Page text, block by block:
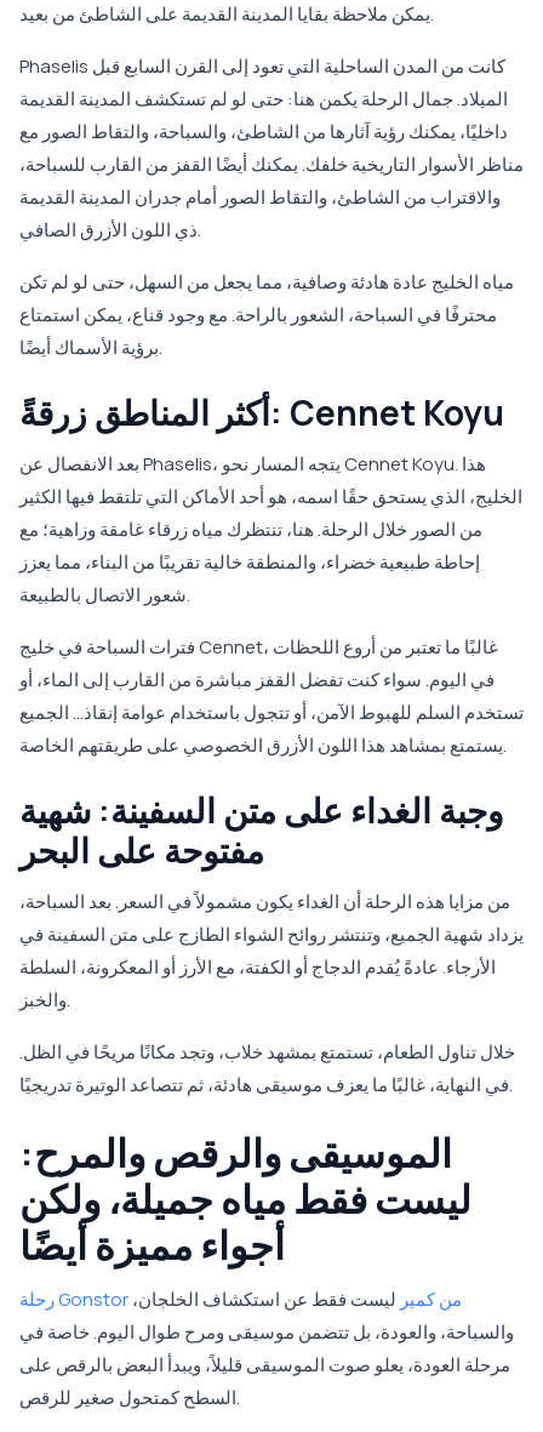
يمكن ملاحظة بقايا المدينة القديمة على الشاطئ من بعيد.
Phaselis كانت من المدن الساحلية التي تعود إلى القرن السابع قبل
الميلاد. جمال الرحلة يكمن هنا: حتى لو لم تستكشف المدينة القديمة
داخليًا، يمكنك رؤية آثارها من الشاطئ، والسباحة، والتقاط الصور مع
مناظر الأسوار التاريخية خلفك. يمكنك أيضًا القفز من القارب للسباحة،
والاقتراب من الشاطئ، والتقاط الصور أمام جدران المدينة القديمة
ذي اللون الأزرق الصافي.
مياه الخليج عادة هادئة وصافية، مما يجعل من السهل، حتى لو لم تكن
محترفًا في السباحة، الشعور بالراحة. مع وجود قناع، يمكن استمتاع
برؤية الأسماك أيضًا.
أكثر المناطق زرقةً: Cennet Koyu
بعد الانفصال عن Phaselis، يتجه المسار نحو Cennet Koyu. هذا
الخليج، الذي يستحق حقًا اسمه، هو أحد الأماكن التي تلتقط فيها الكثير
من الصور خلال الرحلة. هنا، تنتظرك مياه زرقاء غامقة وزاهية؛ مع
إحاطة طبيعية خضراء، والمنطقة خالية تقريبًا من البناء، مما يعزز
شعور الاتصال بالطبيعة.
فترات السباحة في خليج Cennet، غالبًا ما تعتبر من أروع اللحظات
في اليوم. سواء كنت تفضل القفز مباشرة من القارب إلى الماء، أو
تستخدم السلم للهبوط الآمن، أو تتجول باستخدام عوامة إنقاذ... الجميع
يستمتع بمشاهد هذا اللون الأزرق الخصوصي على طريقتهم الخاصة.
وجبة الغداء على متن السفينة: شهية
مفتوحة على البحر
من مزايا هذه الرحلة أن الغداء يكون مشمولاً في السعر. بعد السباحة،
يزداد شهية الجميع، وتنتشر روائح الشواء الطازج على متن السفينة في
الأرجاء. عادةً يُقدم الدجاج أو الكفتة، مع الأرز أو المعكرونة، السلطة
والخبز.
خلال تناول الطعام، تستمتع بمشهد خلاب، وتجد مكانًا مريحًا في الظل.
في النهاية، غالبًا ما يعزف موسيقى هادئة، ثم تتصاعد الوتيرة تدريجيًا.
الموسيقى والرقص والمرح:
ليست فقط مياه جميلة، ولكن
أجواء مميزة أيضًا
رحلة Gonstor من كمير ليست فقط عن استكشاف الخلجان،
والسباحة، والعودة، بل تتضمن موسيقى ومرح طوال اليوم. خاصة في
مرحلة العودة، يعلو صوت الموسيقى قليلاً، ويبدأ البعض بالرقص على
السطح كمتحول صغير للرقص.